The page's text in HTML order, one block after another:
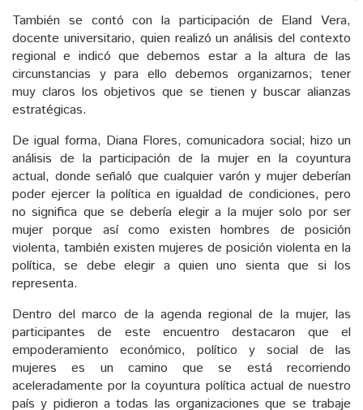
También se contó con la participación de Eland Vera,
docente universitario, quien realizó un análisis del contexto
regional e indicó que debemos estar a la altura de las
circunstancias y para ello debemos organizarnos; tener
muy claros los objetivos que se tienen y buscar alianzas
estratégicas.
De igual forma, Diana Flores, comunicadora social; hizo un
análisis de la participación de la mujer en la coyuntura
actual, donde señaló que cualquier varón y mujer deberían
poder ejercer la política en igualdad de condiciones, pero
no significa que se debería elegir a la mujer solo por ser
mujer porque así como existen hombres de posición
violenta, también existen mujeres de posición violenta en la
política, se debe elegir a quien uno sienta que si los
representa.
Dentro del marco de la agenda regional de la mujer, las
participantes de este encuentro destacaron que el
empoderamiento económico, político y social de las
mujeres es un camino que se está recorriendo
aceleradamente por la coyuntura política actual de nuestro
país y pidieron a todas las organizaciones que se trabaje